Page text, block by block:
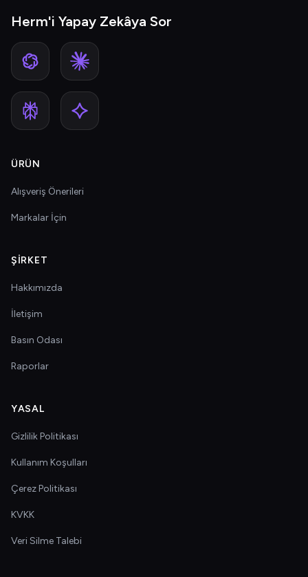
Herm'i Yapay Zekâya Sor
ÜRÜN
Alışveriş Önerileri
Markalar İçin
ŞIRKET
Hakkımızda
İletişim
Basın Odası
Raporlar
YASAL
Gizlilik Politikası
Kullanım Koşulları
Çerez Politikası
KVKK
Veri Silme Talebi